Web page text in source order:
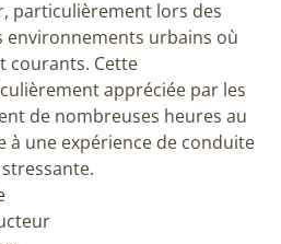
particulièrement lors des
environnements urbains où
courants. Cette
appréciée par les
de nombreuses heures au
à une expérience de conduite